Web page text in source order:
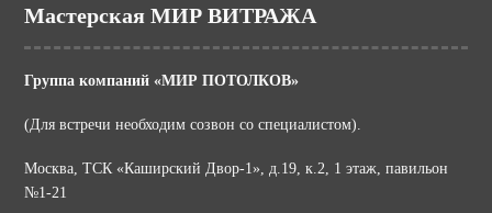
Мастерская МИР ВИТРАЖА
Группа компаний «МИР ПОТОЛКОВ»
(Для встречи необходим созвон со специалистом).
Москва, ТСК «Каширский Двор-1», д.19, к.2, 1 этаж, павильон
№1-21